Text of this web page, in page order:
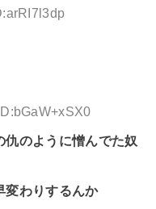
のように憎んでた奴
変わりするんか